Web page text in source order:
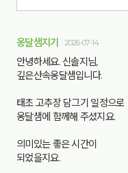
옹달샘지기 2026-07-14
안녕하세요. 신솔지님,
깊은산속옹달샘입니다.
태초 고추장 담그기 일정으로
옹달샘에 함께해 주셨지요.
의미있는 좋은 시간이
되었을지요.